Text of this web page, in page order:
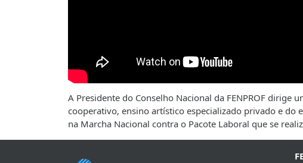
A Presidente do Conselho Nacional da FENPROF dirige
cooperativo, ensino artístico especializado privado e
na Marcha Nacional contra o Pacote Laboral que se